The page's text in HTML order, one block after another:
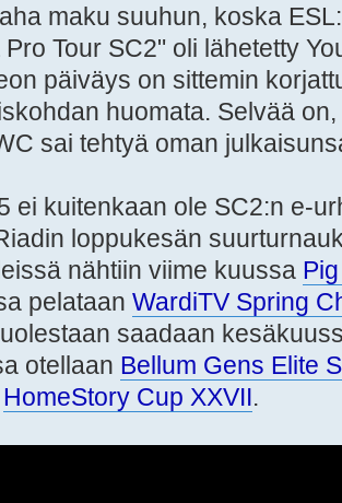
maku suuhun, koska
Pro Tour SC2" oli lähetetty
päiväys on sittemin
huomata. Selvää
sai tehtyä oman
ei kuitenkaan ole SC2:n e-
loppukesän
nähtiin viime kuussa
pelataan WardiTV Spring
saadaan
otellaan Bellum Gens Elite
HomeStory Cup XXVII.